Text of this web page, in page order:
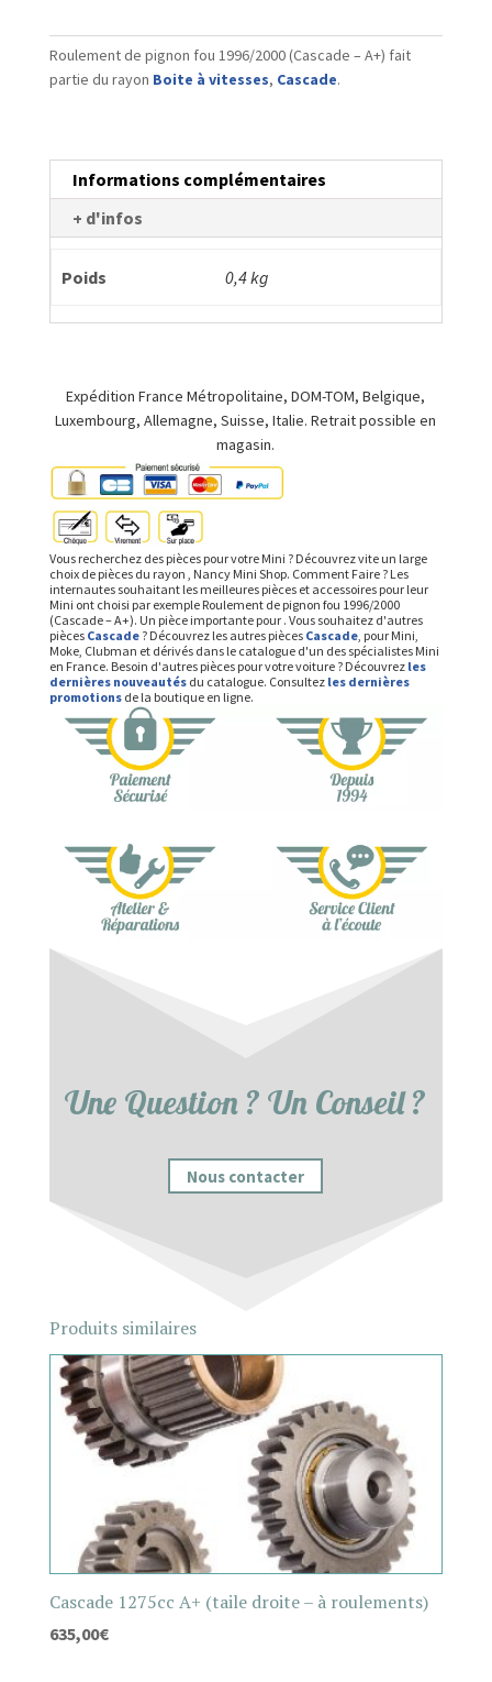
pignon
fou
1996/2000
A+)
Roulement de pignon fou 1996/2000 (Cascade – A+) fait
partie du rayon Boite à vitesses, Cascade.
Informations complémentaires
+ d'infos
Poids 0,4 kg
Expédition France Métropolitaine, DOM-TOM, Belgique,
Luxembourg, Allemagne, Suisse, Italie. Retrait possible en
magasin.
Vous recherchez des pièces pour votre Mini ? Découvrez vite un large
choix de pièces du rayon , Nancy Mini Shop. Comment Faire ? Les
internautes souhaitant les meilleures pièces et accessoires pour leur
Mini ont choisi par exemple Roulement de pignon fou 1996/2000
(Cascade – A+). Un pièce importante pour . Vous souhaitez d'autres
pièces Cascade? Découvrez les autres pièces Cascade, pour Mini,
Moke, Clubman et dérivés dans le catalogue d'un des spécialistes Mini
en France. Besoin d'autres pièces pour votre voiture ? Découvrez les
dernières nouveautésdu catalogue. Consultez les dernières
promotionsde la boutique en ligne.
Une Question ? Un Conseil ?
Nous contacter
Produits similaires
Cascade 1275cc A+ (taile droite – à roulements)
635,00€